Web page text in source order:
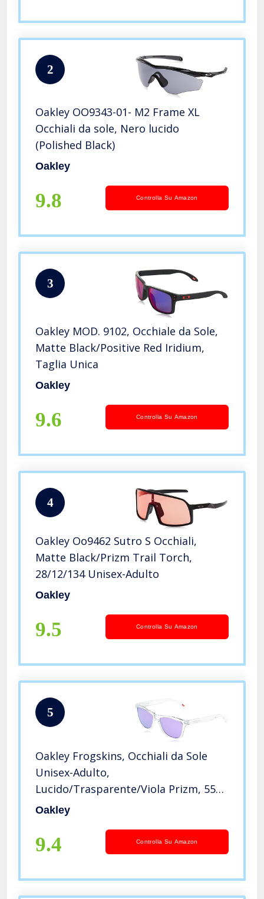
2
Oakley OO9343-01- M2 Frame XL
Occhiali da sole, Nero lucido
(Polished Black)
Oakley
9.8 Controlla Su Amazon
3
Oakley MOD. 9102, Occhiale da Sole,
Matte Black/Positive Red Iridium,
Taglia Unica
Oakley
9.6 Controlla Su Amazon
4
Oakley Oo9462 Sutro S Occhiali,
Matte Black/Prizm Trail Torch,
28/12/134 Unisex-Adulto
Oakley
9.5 Controlla Su Amazon
5
Oakley Frogskins, Occhiali da Sole
Unisex-Adulto,
Lucido/Trasparente/Viola Prizm, 55
Mm
Oakley
9.4 Controlla Su Amazon